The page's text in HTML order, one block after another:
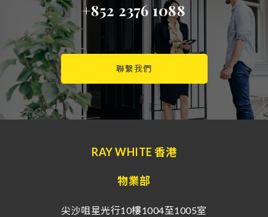
+852 2376 1088
聯繫我們
RAY WHITE 香港
物業部
尖沙咀星光行10樓1004至1005室